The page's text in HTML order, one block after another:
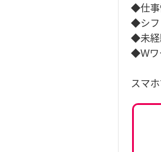
◆仕事
◆シフ
◆未経
◆Wワ
スマ